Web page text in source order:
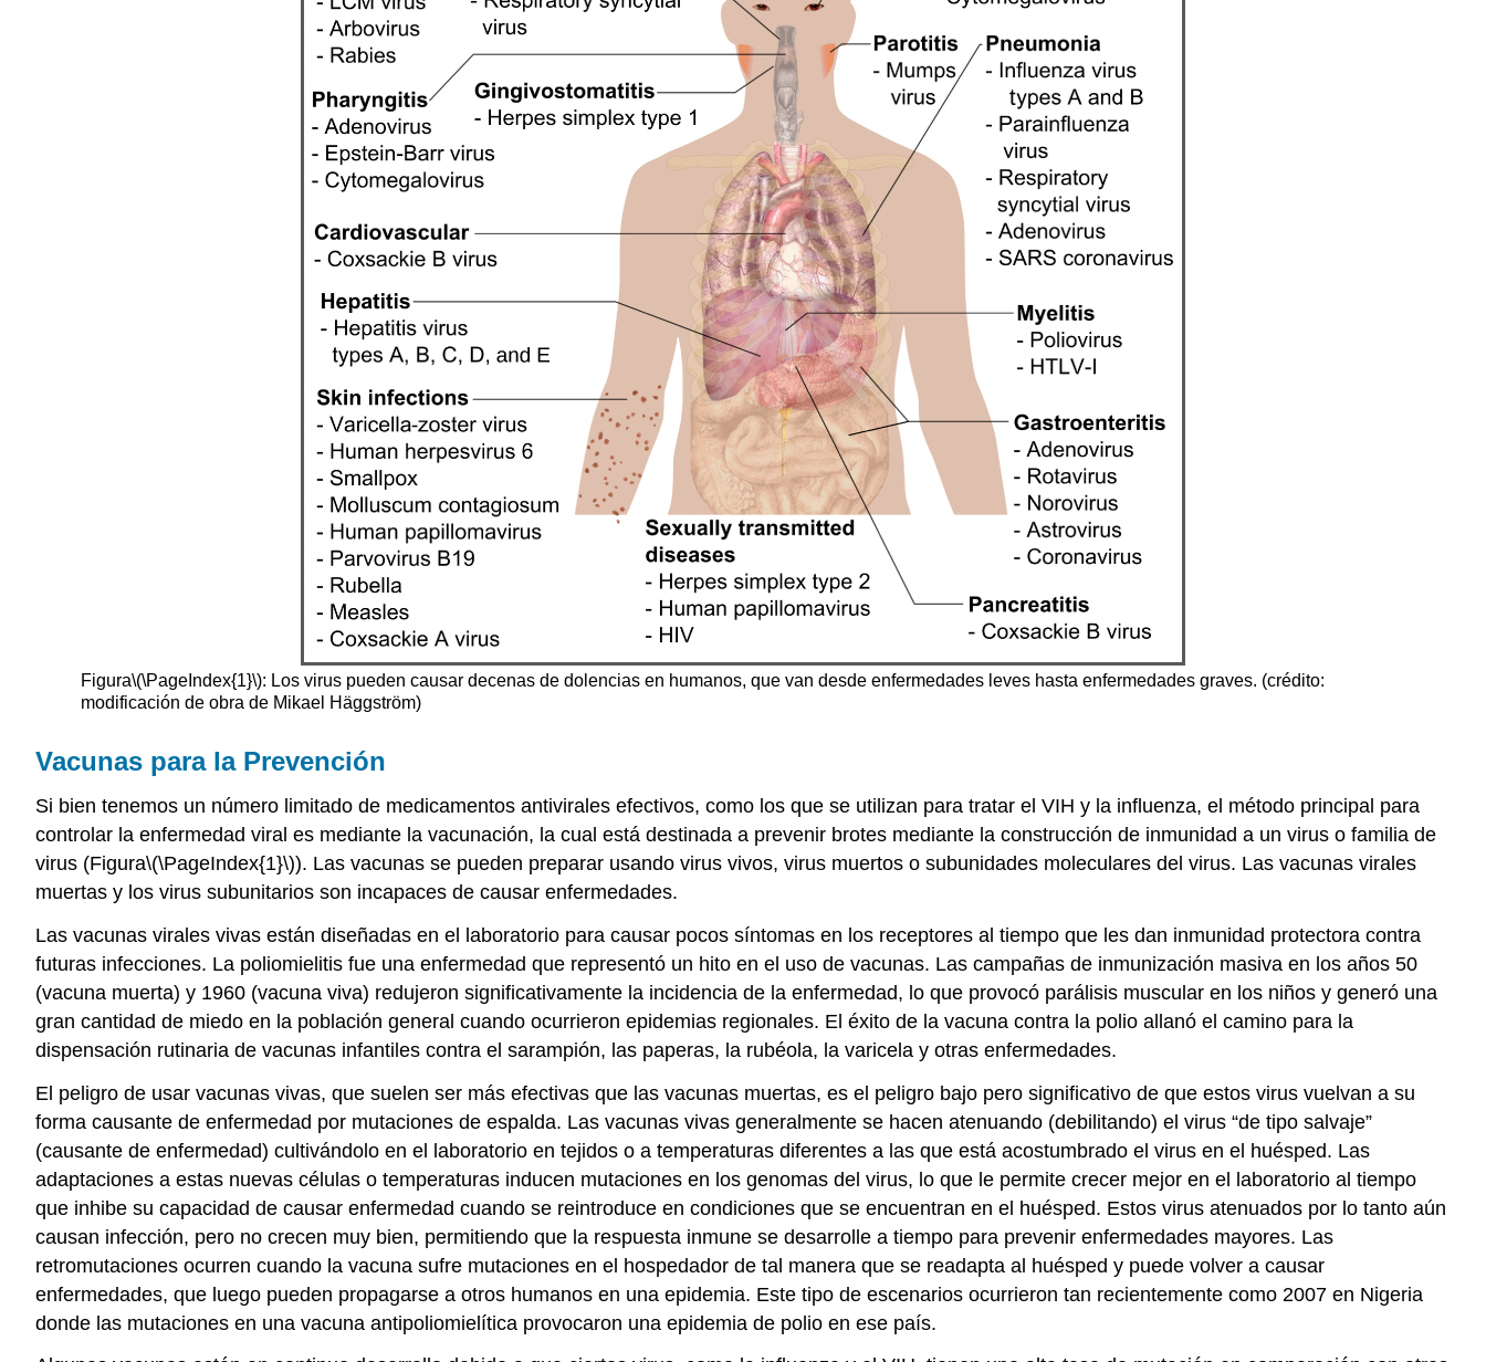
Figura\(\PageIndex{1}\): Los virus pueden causar decenas de dolencias en humanos, que van desde enfermedades leves hasta enfermedades graves. (crédito:
modificación de obra de Mikael Häggström)
Vacunas para la Prevención
Si bien tenemos un número limitado de medicamentos antivirales efectivos, como los que se utilizan para tratar el VIH y la influenza, el método principal para
controlar la enfermedad viral es mediante la vacunación, la cual está destinada a prevenir brotes mediante la construcción de inmunidad a un virus o familia de
virus (Figura\(\PageIndex{1}\)). Las vacunas se pueden preparar usando virus vivos, virus muertos o subunidades moleculares del virus. Las vacunas virales
muertas y los virus subunitarios son incapaces de causar enfermedades.
Las vacunas virales vivas están diseñadas en el laboratorio para causar pocos síntomas en los receptores al tiempo que les dan inmunidad protectora contra
futuras infecciones. La poliomielitis fue una enfermedad que representó un hito en el uso de vacunas. Las campañas de inmunización masiva en los años 50
(vacuna muerta) y 1960 (vacuna viva) redujeron significativamente la incidencia de la enfermedad, lo que provocó parálisis muscular en los niños y generó una
gran cantidad de miedo en la población general cuando ocurrieron epidemias regionales. El éxito de la vacuna contra la polio allanó el camino para la
dispensación rutinaria de vacunas infantiles contra el sarampión, las paperas, la rubéola, la varicela y otras enfermedades.
El peligro de usar vacunas vivas, que suelen ser más efectivas que las vacunas muertas, es el peligro bajo pero significativo de que estos virus vuelvan a su
forma causante de enfermedad por mutaciones de espalda. Las vacunas vivas generalmente se hacen atenuando (debilitando) el virus “de tipo salvaje”
(causante de enfermedad) cultivándolo en el laboratorio en tejidos o a temperaturas diferentes a las que está acostumbrado el virus en el huésped. Las
adaptaciones a estas nuevas células o temperaturas inducen mutaciones en los genomas del virus, lo que le permite crecer mejor en el laboratorio al tiempo
que inhibe su capacidad de causar enfermedad cuando se reintroduce en condiciones que se encuentran en el huésped. Estos virus atenuados por lo tanto aún
causan infección, pero no crecen muy bien, permitiendo que la respuesta inmune se desarrolle a tiempo para prevenir enfermedades mayores. Las
retromutaciones ocurren cuando la vacuna sufre mutaciones en el hospedador de tal manera que se readapta al huésped y puede volver a causar
enfermedades, que luego pueden propagarse a otros humanos en una epidemia. Este tipo de escenarios ocurrieron tan recientemente como 2007 en Nigeria
donde las mutaciones en una vacuna antipoliomielítica provocaron una epidemia de polio en ese país.